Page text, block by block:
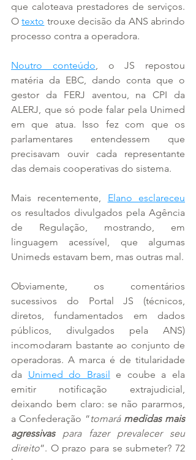
que caloteava prestadores de serviços.
O texto trouxe decisão da ANS abrindo
processo contra a operadora.
Noutro conteúdo, o JS repostou
matéria da EBC, dando conta que o
gestor da FERJ aventou, na CPI da
ALERJ, que só pode falar pela Unimed
em que atua. Isso fez com que os
parlamentares entendessem que
precisavam ouvir cada representante
das demais cooperativas do sistema.
Mais recentemente, Elano esclareceu
os resultados divulgados pela Agência
de Regulação, mostrando, em
linguagem acessível, que algumas
Unimeds estavam bem, mas outras mal.
Obviamente, os comentários
sucessivos do Portal JS (técnicos,
diretos, fundamentados em dados
públicos, divulgados pela ANS)
incomodaram bastante ao conjunto de
operadoras. A marca é de titularidade
da Unimed do Brasil e coube a ela
emitir notificação extrajudicial,
deixando bem claro: se não pararmos,
a Confederação “tomará medidas mais
agressivas para fazer prevalecer seu
direito”. O prazo para se submeter? 72